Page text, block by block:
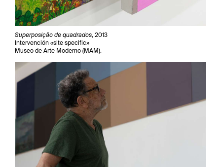
Superposição de quadrados, 2013
Intervención «site specific»
Museo de Arte Moderno (MAM).